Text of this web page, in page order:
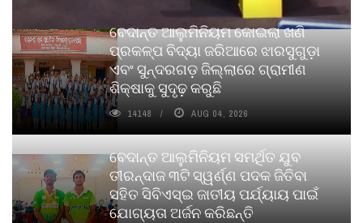
ବେଦାନ୍ତ ଆଲୁମିନିୟମ କୋଇଲା ଖଣି
ପ୍ରକଳ୍ପ ବିଦ୍ୟା ଜରିଆରେ ଝାରସୁଗୁଡ଼ା
ଏବଂ ସୁନ୍ଦରଗଡ଼ ଜିଲ୍ଲାରେ ଗ୍ରାମୀଣ
ଶିକ୍ଷାକୁ ସୁଦୃଢ଼ କରୁଛି
14148 AUG 04, 2026
ବେଦାନ୍ତ ଆଲୁମିନିୟମ ସମର୍ଥିତ ଯୁବ
ତୀରନ୍ଦାଜ ୩ଟି ସ୍ୱର୍ଣ୍ଣ ପଦକ ଜିତିବା
ସହିତ ସିବିଏସ୍ଇ ଜାତୀୟ ପର୍ଯ୍ୟାୟ ପାଇଁ
ଯୋଗ୍ୟତା ଅର୍ଜନ କରିଛନ୍ତି